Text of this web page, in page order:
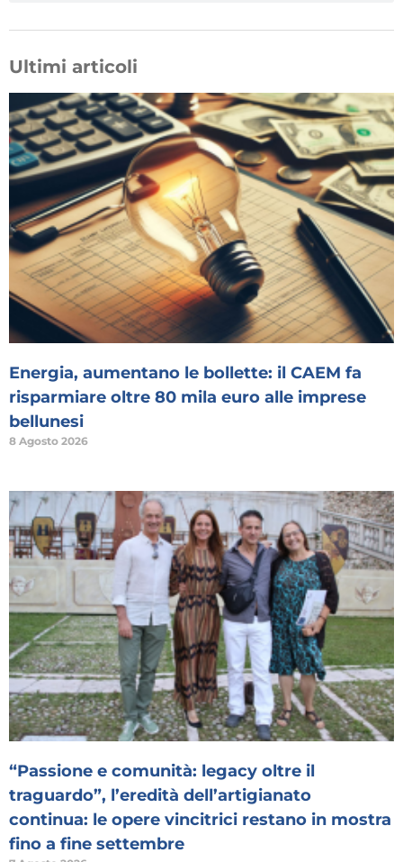
Ultimi articoli
Energia, aumentano le bollette: il CAEM fa
risparmiare oltre 80 mila euro alle imprese
bellunesi
8 Agosto 2026
“Passione e comunità: legacy oltre il
traguardo”, l’eredità dell’artigianato
continua: le opere vincitrici restano in mostra
fino a fine settembre